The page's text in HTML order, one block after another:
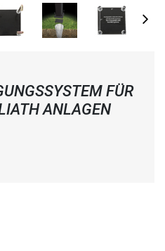
FÜR
ANLAGEN